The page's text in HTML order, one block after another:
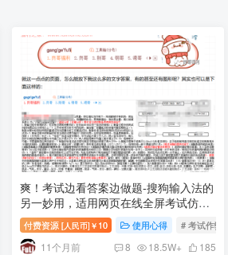
爽！考试边看答案边做题-搜狗输入法的
另一妙用，适用网页在线全屏考试仿切
屏系统的
付费资源 [人民币]￥ 10 使用心得 # 考试作弊
11个月前 8 18.5W+ 185